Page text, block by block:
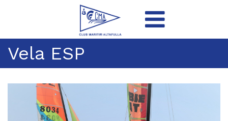
Vela ESP